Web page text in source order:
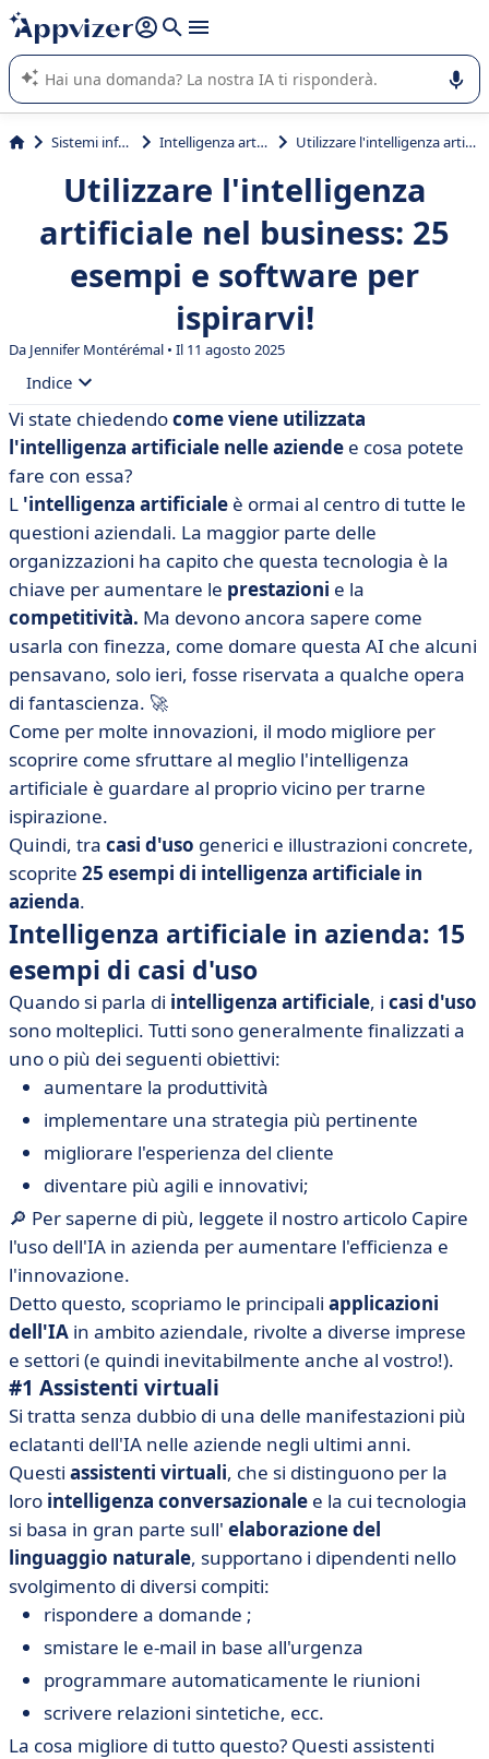
righe con
shift + enter
L'IA di Appvizer vi guida nell'utilizzo o nella scelta di un
software SaaS per la vostra azienda.
Sistemi informativi Intelligenza artificiale (AI) Utilizzare l'intelligenza artificiale nel business: 25 esempi e software per ispirarvi!
Utilizzare l'intelligenza
artificiale nel business: 25
esempi e software per
ispirarvi!
Da Jennifer Montérémal • Il 11 agosto 2025
Indice
• Intelligenza artificiale in azienda: 15 esempi di casi
d'uso
• Quali aziende utilizzano l'intelligenza artificiale? 10
esempi stimolanti
• Tabella di esempi di software AI da utilizzare nella
vostra attività professionale
• Esempi di intelligenza artificiale nel business: quale
impatto avrà oggi e domani?
Vi state chiedendocome viene utilizzata
l'intelligenza artificiale nelle aziende e cosa potete
fare con essa?
L 'intelligenza artificiale è ormai al centro di tutte le
questioni aziendali. La maggior parte delle
organizzazioni ha capito che questa tecnologia è la
chiave per aumentare le prestazioni e la
competitività. Ma devono ancora sapere come
usarla con finezza, come domare questa AI che alcuni
pensavano, solo ieri, fosse riservata a qualche opera
di fantascienza. 🚀
Come per molte innovazioni, il modo migliore per
scoprire come sfruttare al meglio l'intelligenza
artificiale è guardare al proprio vicino per trarne
ispirazione.
Quindi, tra casi d'uso generici e illustrazioni concrete,
scoprite 25 esempi di intelligenza artificiale in
azienda.
Intelligenza artificiale in azienda: 15
esempi di casi d'uso
Quando si parla di intelligenza artificiale, i casi d'uso
sono molteplici. Tutti sono generalmente finalizzati a
uno o più dei seguenti obiettivi:
aumentare la produttività
implementare una strategia più pertinente
migliorare l'esperienza del cliente
diventare più agili e innovativi;
🔎 Per saperne di più, leggete il nostro articolo Capire
l'uso dell'IA in azienda per aumentare l'efficienza e
l'innovazione.
Detto questo, scopriamo le principali applicazioni
dell'IA in ambito aziendale, rivolte a diverse imprese
e settori (e quindi inevitabilmente anche al vostro!).
#1 Assistenti virtuali
Si tratta senza dubbio di una delle manifestazioni più
eclatanti dell'IA nelle aziende negli ultimi anni.
Questi assistenti virtuali, che si distinguono per la
loro intelligenza conversazionale e la cui tecnologia
si basa in gran parte sull' elaborazione del
linguaggio naturale, supportano i dipendenti nello
svolgimento di diversi compiti:
rispondere a domande ;
smistare le e-mail in base all'urgenza
programmare automaticamente le riunioni
scrivere relazioni sintetiche, ecc.
La cosa migliore di tutto questo? Questi assistenti